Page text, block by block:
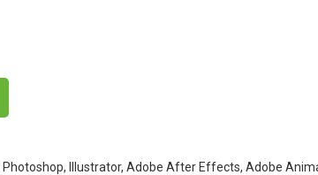
Illustrator, Adobe After Effects, Adobe